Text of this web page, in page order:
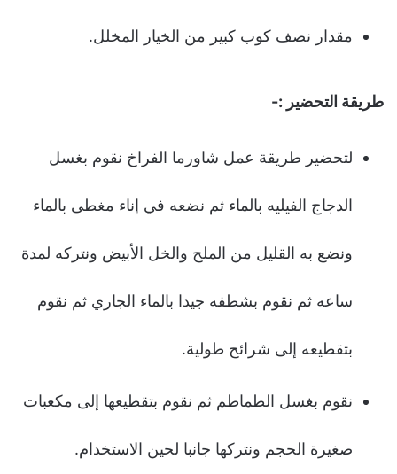
مقدار نصف كوب كبير من الخيار المخلل.
طريقة التحضير :-
لتحضير طريقة عمل شاورما الفراخ نقوم بغسل
الدجاج الفيليه بالماء ثم نضعه في إناء مغطى بالماء
ونضع به القليل من الملح والخل الأبيض ونتركه لمدة
ساعه ثم نقوم بشطفه جيدا بالماء الجاري ثم نقوم
بتقطيعه إلى شرائح طولية.
نقوم بغسل الطماطم ثم نقوم بتقطيعها إلى مكعبات
صغيرة الحجم ونتركها جانبا لحين الاستخدام.